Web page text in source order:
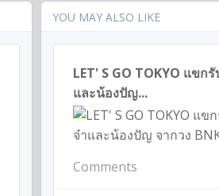
YOU MAY ALSO LIKE
LET' S GO TOKYO แขก
และน้องปัญ...
Comments